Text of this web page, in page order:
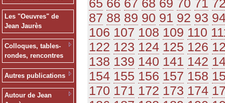
Les "Oeuvres" de
Jean Jaurès
Colloques, tables-
rondes, rencontres
Autres publications
Autour de Jean
87 88 89 90 91 92 93
106 107 108 109 110
122 123 124 125 126
138 139 140 141 142
154 155 156 157 158
170 171 172 173 174